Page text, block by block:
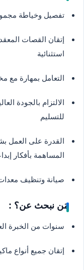
تفصيل وخياطة
إتقان القصات
استثنائية
التعامل بمهارة مع
الالتزام بالجودة
للتسليم
القدرة على العمل
المساهمة بأفكار
صيانة وتنظيف
مَن نبحث عن؟ :
سنوات من الخبرة
إتقان جميع أنواع